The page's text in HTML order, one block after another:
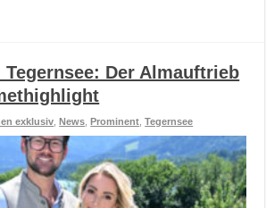
Tegernsee: Der Almauftrieb
exklusiv ,News ,Prominent ,Tegernsee